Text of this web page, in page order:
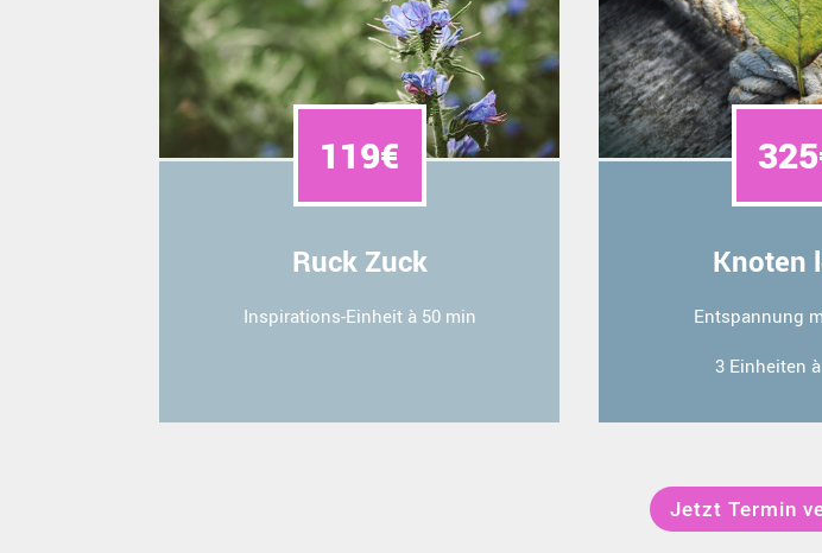
119€
Ruck Zuck
Inspirations-Einheit à 50 min
Knoten
Entspannung
3 Einheiten
Jetzt Termin